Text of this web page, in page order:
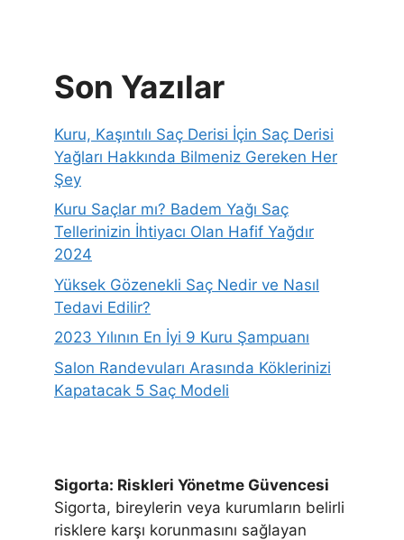
Son Yazılar
Kuru, Kaşıntılı Saç Derisi İçin Saç Derisi
Yağları Hakkında Bilmeniz Gereken Her
Şey
Kuru Saçlar mı? Badem Yağı Saç
Tellerinizin İhtiyacı Olan Hafif Yağdır
2024
Yüksek Gözenekli Saç Nedir ve Nasıl
Tedavi Edilir?
2023 Yılının En İyi 9 Kuru Şampuanı
Salon Randevuları Arasında Köklerinizi
Kapatacak 5 Saç Modeli
Sigorta: Riskleri Yönetme Güvencesi
Sigorta, bireylerin veya kurumların belirli
risklere karşı korunmasını sağlayan